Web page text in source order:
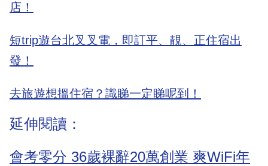
店！
短trip遊台北叉叉電，即訂平、靚、正住宿出
發！
去旅遊想搵住宿？識睇一定睇呢到！
延伸閱讀：
會考零分 36歲裸辭20萬創業 爽WiFi年